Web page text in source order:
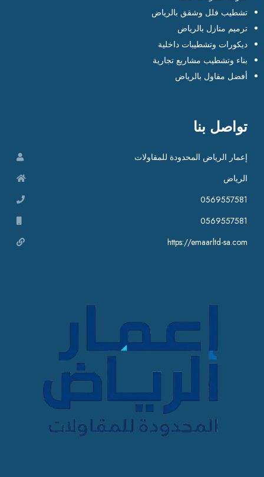
تشطيب فلل وشقق بالرياض
ترميم منازل بالرياض
ديكورات وتشطيبات داخلية
بناء وتشطيب مشاريع تجارية
أفضل مقاول بالرياض
تواصل بنا
إعمار الرياض المحدودة للمقاولات
الرياض
0569557581
0569557581
https://emaarltd-sa.com